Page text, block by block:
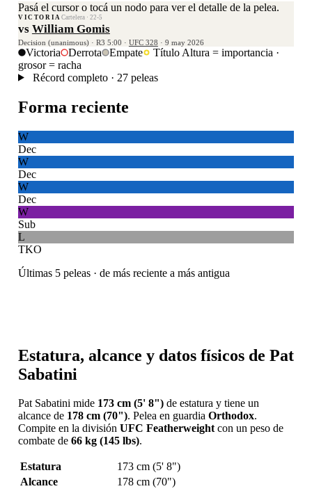
Pasá el cursor o tocá un nodo para ver el detalle de la pelea.
VICTORIA Cartelera · 22-5
vs William Gomis
Decision (unanimous) · R3 5:00 · UFC 328 · 9 may 2026
Victoria Derrota Empate Título Altura = importancia ·
grosor = racha
Récord completo · 27 peleas
Forma reciente
W
Dec
W
Dec
W
Dec
W
Sub
L
TKO
Últimas 5 peleas · de más reciente a más antigua
Estatura, alcance y datos físicos de Pat
Sabatini
Pat Sabatini mide 173 cm (5' 8")de estatura y tiene un
alcance de 178 cm (70"). Pelea en guardia Orthodox.
Compite en la división UFC Featherweightcon un peso de
combate de 66 kg (145 lbs).
Estatura
173 cm (5' 8")
Alcance
178 cm (70")